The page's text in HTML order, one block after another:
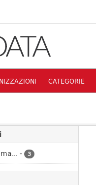
CATEGORIE
- 3